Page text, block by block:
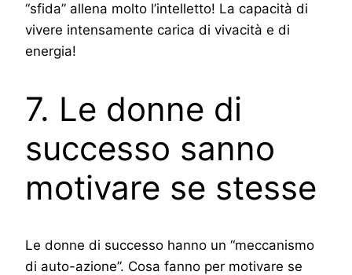
“sfida” allena molto l’intelletto! La capacità di
vivere intensamente carica di vivacità e di
energia!
7. Le donne di
successo sanno
motivare se stesse
Le donne di successo hanno un “meccanismo
di auto-azione”. Cosa fanno per motivare se